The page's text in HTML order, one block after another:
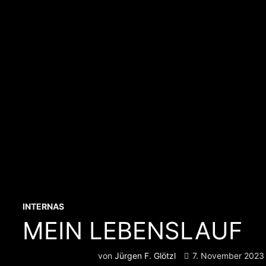
INTERNAS
MEIN LEBENSLAUF
vonJürgen F. Glötzl 7. November 2023